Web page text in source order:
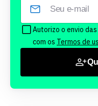
Autorizo o envio
com os Termos de